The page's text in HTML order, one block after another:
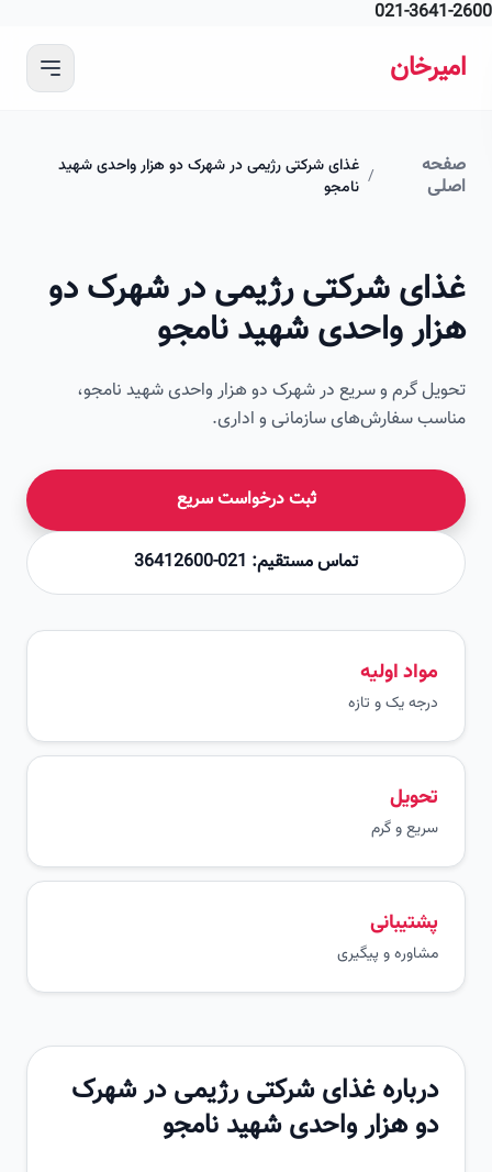
021-
غذای شرکتی رژیمی در شهرک دو هزار واحدی شهید
شرکتی رژیمی در شهرک دو
واحدی شهید نامجو
گرم و سریع در شهرک دو هزار واحدی شهید نامجو،
سفارش‌های سازمانی و اداری.
ثبت درخواست سریع
تماس مستقیم: 021-36412600
مواد اولیه
درجه یک و تازه
سریع و گرم
پشتیبانی
مشاوره و پیگیری
درباره غذای شرکتی رژیمی در شهرک
دو هزار واحدی شهید نامجو